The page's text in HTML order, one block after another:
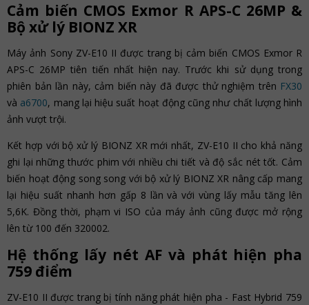
Cảm biến CMOS Exmor R APS-C 26MP &
Bộ xử lý BIONZ XR
Máy ảnh Sony ZV-E10 II được trang bị cảm biến CMOS Exmor R
APS-C 26MP tiên tiến nhất hiện nay. Trước khi sử dụng trong
phiên bản lần này, cảm biến này đã được thử nghiệm trên FX30
và a6700, mang lại hiệu suất hoạt động cũng như chất lượng hình
ảnh vượt trội.
Kết hợp với bộ xử lý BIONZ XR mới nhất, ZV-E10 II cho khả năng
ghi lại những thước phim với nhiều chi tiết và độ sắc nét tốt. Cảm
biến hoạt động song song với bộ xử lý BIONZ XR nâng cấp mang
lại hiệu suất nhanh hơn gấp 8 lần và với vùng lấy mẫu tăng lên
5,6K. Đồng thời, phạm vi ISO của máy ảnh cũng được mở rộng
lên từ 100 đến 320002.
Hệ thống lấy nét AF và phát hiện pha
759 điểm
ZV-E10 II được trang bị tính năng phát hiện pha - Fast Hybrid 759